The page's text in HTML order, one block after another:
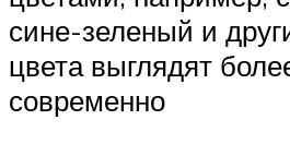
сине-зеленый и
цвета выглядят
современно